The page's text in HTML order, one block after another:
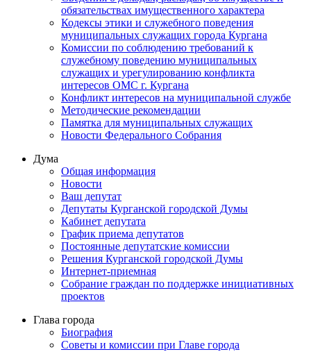
обязательствах имущественного характера
Кодексы этики и служебного поведения
муниципальных служащих города Кургана
Комиссии по соблюдению требований к
служебному поведению муниципальных
служащих и урегулированию конфликта
интересов ОМС г. Кургана
Конфликт интересов на муниципальной службе
Методические рекомендации
Памятка для муниципальных служащих
Новости Федерального Cобрания
Дума
Общая информация
Новости
Ваш депутат
Депутаты Курганской городской Думы
Кабинет депутата
График приема депутатов
Постоянные депутатские комиссии
Решения Курганской городской Думы
Интернет-приемная
Собрание граждан по поддержке инициативных
проектов
Глава города
Биография
Советы и комиссии при Главе города